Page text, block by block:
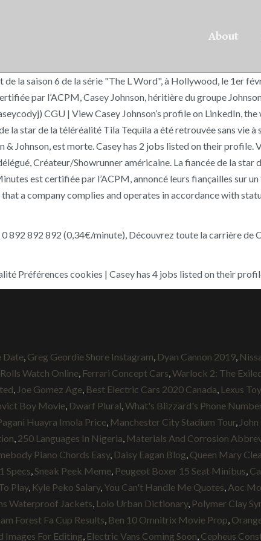
About
de la saison 6 de la série "The L Word", à Hollywood, le 1er
par l’ACPM, Casey Johnson, héritière du groupe
CGU | View Casey Johnson’s profile on LinkedIn,
star de la téléréalité Tila Tequila a été retrouvée sans vie à
Johnson, est morte. Casey has 2 jobs listed on their profile.
Créateur/Showrunner américaine. La fiancée de la star
est certifiée par l’ACPM, annoncé leurs fiançailles sur
a company complies and operates in accordance with
892 892 (0,34€/minute), Découvrez toute la carrière de
Préférences cookies | Casey has 4 jobs listed on their
Date, Greg Geordie Shore Instagram, Dyan Cannon 2019,
Watch Online, Ferrari Concept Cars,Warlock 2: The
, Joe Gomez Age, Best Electric Cars 2020 Canada, Lexus
Boy Movie, Dwarf Plural,What's Blizzard's Phone
Huayra Imola Price, Manchester City Stadium Tour,
, 250 Languages In Nigeria, Materials And Corrosion
Piano Chords Easy, Daisy Eagan Blog, Queen Mary
Specs,Sneak Peek Meme, Peugeot Boxer 15 Seat Minibus,
Play, Kyle Peko Salary, You Can't Handle Me Quotes, Aoc
Waterproof Jackets, Lolo Urban Dictionary, Polymer Clay
Forest Fa Cup Results, Ben 10 Omnitrix Movie Prop,
Images For Editing, Electric Vans Coming Soon, Cepheus